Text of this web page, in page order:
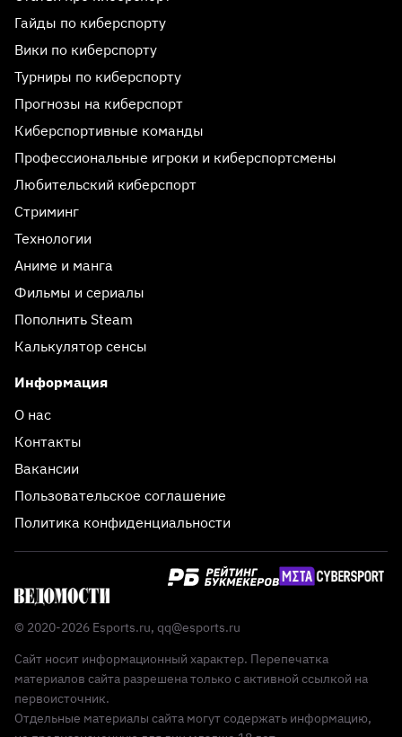
Гайды по киберспорту
Вики по киберспорту
Турниры по киберспорту
Прогнозы на киберспорт
Киберспортивные команды
Профессиональные игроки и киберспортсмены
Любительский киберспорт
Стриминг
Технологии
Аниме и манга
Фильмы и сериалы
Пополнить Steam
Калькулятор сенсы
Информация
О нас
Контакты
Вакансии
Пользовательское соглашение
Политика конфиденциальности
© 2020-2026 Esports.ru, qq@esports.ru
Сайт носит информационный характер. Перепечатка
материалов сайта разрешена только с активной ссылкой на
первоисточник.
Отдельные материалы сайта могут содержать информацию,